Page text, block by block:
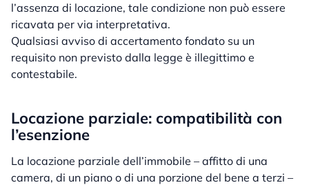
l’assenza di locazione, tale condizione non può essere
ricavata per via interpretativa.
Qualsiasi avviso di accertamento fondato su un
requisito non previsto dalla legge è illegittimo e
contestabile.
Locazione parziale: compatibilità con
l’esenzione
La locazione parziale dell’immobile – affitto di una
camera, di un piano o di una porzione del bene a terzi –